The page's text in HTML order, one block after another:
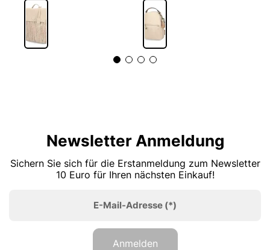
Newsletter Anmeldung
Sichern Sie sich für die Erstanmeldung zum Newsletter
10 Euro für Ihren nächsten Einkauf!
E-Mail-Adresse (*)
Anmelden